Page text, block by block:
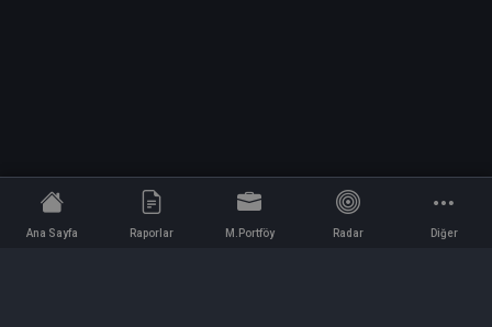
Ana Sayfa Raporlar M.Portföy Radar Diğer